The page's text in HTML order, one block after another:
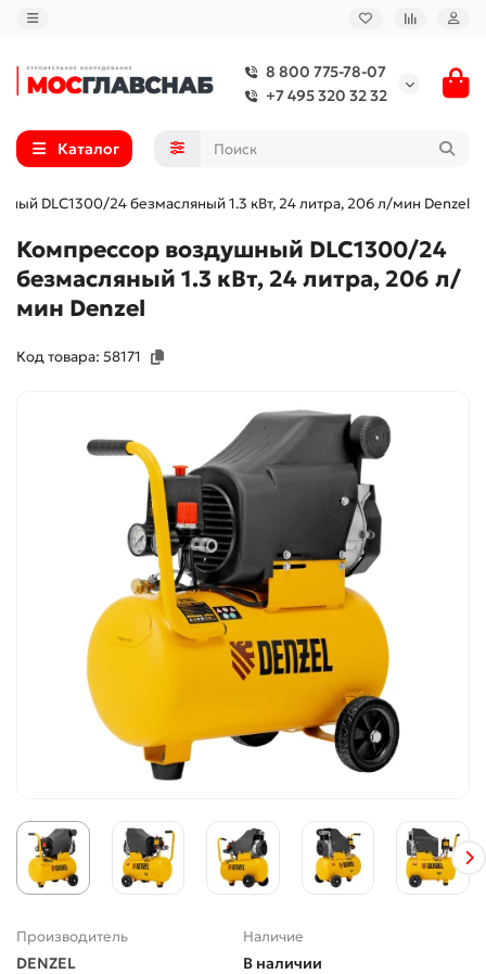
8 800 775-78-07
+7 495 320 32 32
Каталог
DLC1300/24 безмасляный 1.3 кВт, 24 литра, 206 л/мин Denzel
Компрессор воздушный DLC1300/24
безмасляный 1.3 кВт, 24 литра, 206 л/
мин Denzel
Код товара: 58171
Производитель
DENZEL
Наличие
В наличии